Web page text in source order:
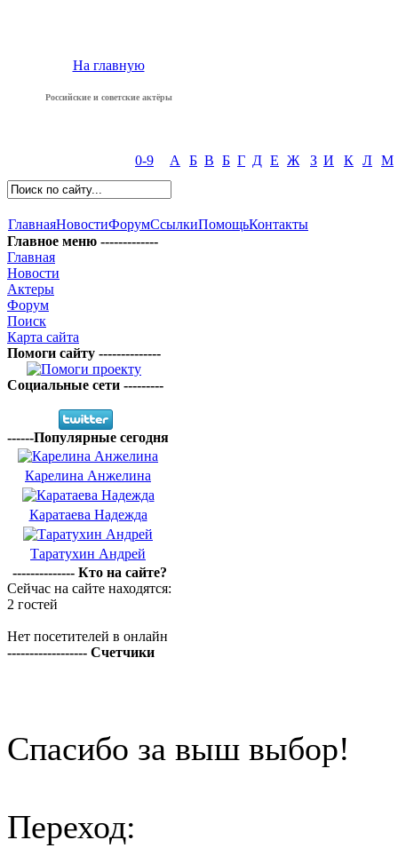
На главную
Российские и советские актёры
0-9 А Б В Б Г Д Е Ж З И К Л М
ГлавнаяНовостиФорумСсылкиПомощьКонтакты
Главное меню -------------
Главная
Новости
Актеры
Форум
Поиск
Карта сайта
Помоги сайту --------------
Социальные сети ---------
------Популярные сегодня
Карелина Анжелина
Каратаева Надежда
Таратухин Андрей
-------------- Кто на сайте?
Сейчас на сайте находятся:
2 гостей
Нет посетителей в онлайн
------------------ Счетчики
Спасибо за выш выбор!
Переход: